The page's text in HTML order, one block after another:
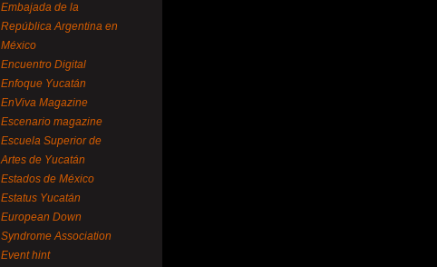
Embajada de la
República Argentina en
México
Encuentro Digital
Enfoque Yucatán
EnViva Magazine
Escenario magazine
Escuela Superior de
Artes de Yucatán
Estados de México
Estatus Yucatán
European Down
Syndrome Association
Event hint